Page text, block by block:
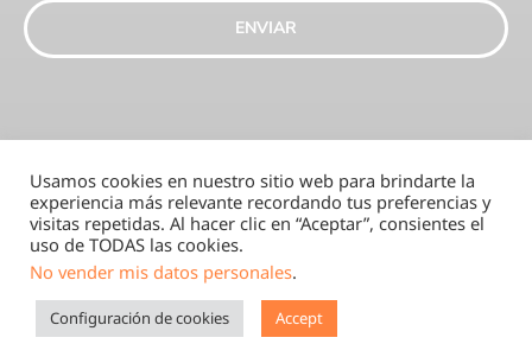
ENVIAR
Eaction-SK 2025
Usamos cookies en nuestro sitio web para brindarte la
experiencia más relevante recordando tus preferencias y
visitas repetidas. Al hacer clic en “Aceptar”, consientes el
uso de TODAS las cookies.
No vender mis datos personales.
Configuración de cookies Accept